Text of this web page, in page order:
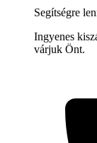
Segítségre
Ingyenes
várjuk Önt.